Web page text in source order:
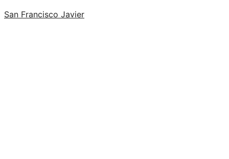
San Francisco Javier